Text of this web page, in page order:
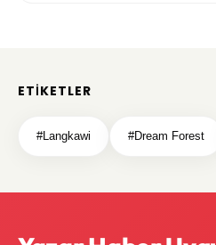
ETIKETLER
#Langkawi #Dream Forest